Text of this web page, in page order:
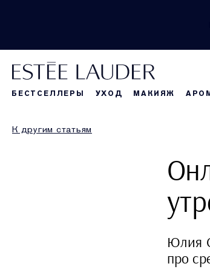
БЕСТСЕЛЛЕРЫ УХОД МАКИЯЖ
К другим статьям
Юлия
про